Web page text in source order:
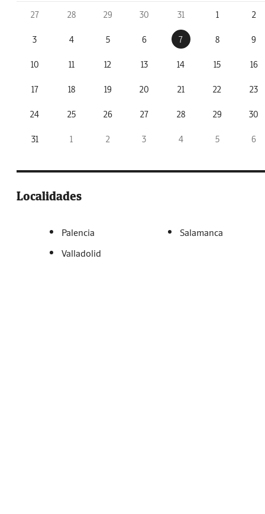
27 28 29 30 31 1 2
3 4 5 6 7 8 9
10 11 12 13 14 15 16
17 18 19 20 21 22 23
24 25 26 27 28 29 30
31 1 2 3 4 5 6
Localidades
Palencia
Salamanca
Valladolid